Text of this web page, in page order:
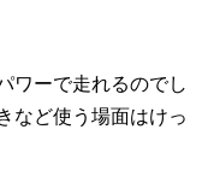
ワーで走れるのでし
など使う場面はけっ